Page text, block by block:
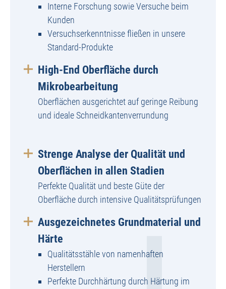
Interne Forschung sowie Versuche beim
Kunden
Versuchserkenntnisse fließen in unsere
Standard-Produkte
High-End Oberfläche durch
Mikrobearbeitung
Oberflächen ausgerichtet auf geringe Reibung
und ideale Schneidkantenverrundung
Strenge Analyse der Qualität und
Oberflächen in allen Stadien
Perfekte Qualität und beste Güte der
Oberfläche durch intensive Qualitätsprüfungen
Ausgezeichnetes Grundmaterial und
Härte
Qualitätsstähle von namenhaften
Herstellern
Perfekte Durchhärtung durch Härtung im